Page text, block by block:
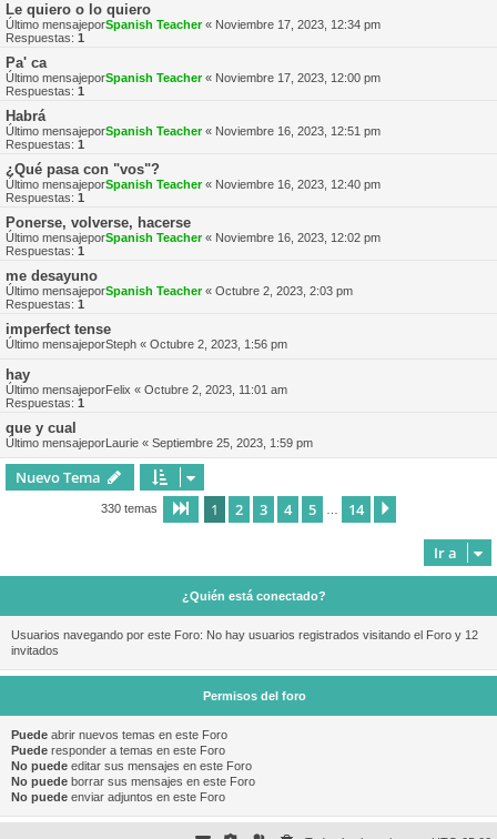
Le quiero o lo quiero
Último mensajeporSpanish Teacher« Noviembre 17, 2023, 12:34 pm
Respuestas: 1
Pa' ca
Último mensajeporSpanish Teacher« Noviembre 17, 2023, 12:00 pm
Respuestas: 1
Habrá
Último mensajeporSpanish Teacher« Noviembre 16, 2023, 12:51 pm
Respuestas: 1
¿Qué pasa con "vos"?
Último mensajeporSpanish Teacher« Noviembre 16, 2023, 12:40 pm
Respuestas: 1
Ponerse, volverse, hacerse
Último mensajeporSpanish Teacher« Noviembre 16, 2023, 12:02 pm
Respuestas: 1
me desayuno
Último mensajeporSpanish Teacher« Octubre 2, 2023, 2:03 pm
Respuestas: 1
imperfect tense
Último mensajeporSteph « Octubre 2, 2023, 1:56 pm
hay
Último mensajeporFelix « Octubre 2, 2023, 11:01 am
Respuestas: 1
que y cual
Último mensajeporLaurie « Septiembre 25, 2023, 1:59 pm
Nuevo Tema
330 temas Página de 14
1 2 3 4 5 14
Ir a
¿Quién está conectado?
Usuarios navegando por este Foro: No hay usuarios registrados visitando el Foro y 12
invitados
Permisos del foro
Puede abrir nuevos temas en este Foro
Puede responder a temas en este Foro
No puede editar sus mensajes en este Foro
No puede borrar sus mensajes en este Foro
No puede enviar adjuntos en este Foro